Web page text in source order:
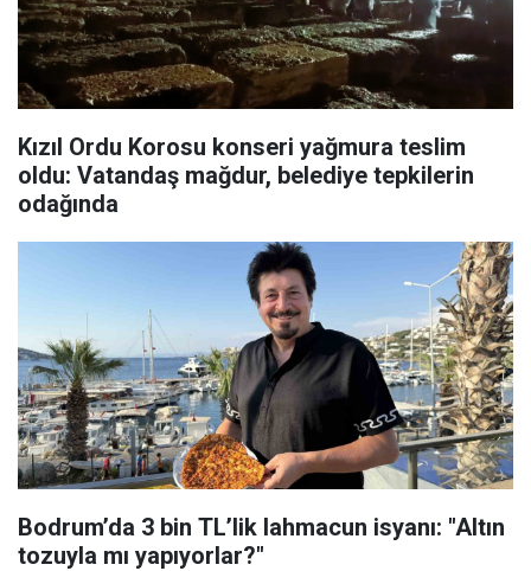
Kızıl Ordu Korosu konseri yağmura teslim
oldu: Vatandaş mağdur, belediye tepkilerin
odağında
Bodrum’da 3 bin TL’lik lahmacun isyanı: "Altın
tozuyla mı yapıyorlar?"